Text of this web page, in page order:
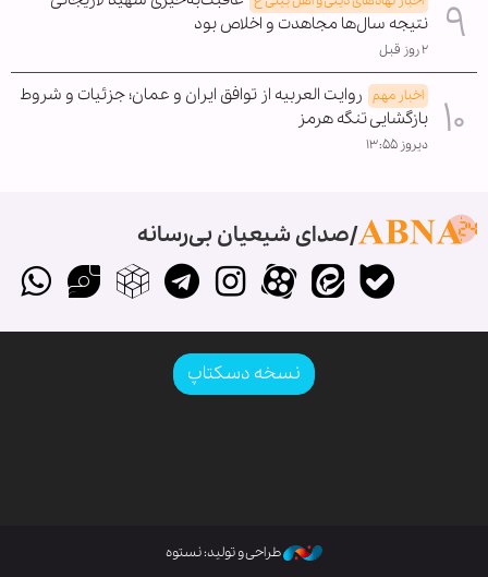
نتیجه سال‌ها مجاهدت و اخلاص بود
۲ روز قبل
اخبار مهم روایت العربیه از توافق ایران و عمان؛ جزئیات و شروط
بازگشایی تنگه هرمز
دیروز ۱۳:۵۵
صدای شیعیان بی‌رسانه
نسخه دسکتاپ
طراحی و تولید: نستوه